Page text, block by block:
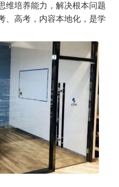
维培养能力，解决根本问题
、高考，内容本地化，是学